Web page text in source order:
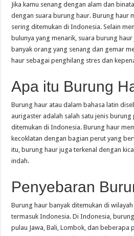
Jika kamu senang dengan alam dan
dengan suara burung haur. Burung haur
sering ditemukan di Indonesia. Selain
bulunya yang menarik, suara burung
banyak orang yang senang dan gemar
haur sebagai penghilang stres dan
Apa itu Burung
Burung haur atau dalam bahasa latin
aurigaster adalah salah satu jenis
ditemukan di Indonesia. Burung haur
kecoklatan dengan bagian perut yang
itu, burung haur juga terkenal dengan
indah.
Penyebaran
Burung haur banyak ditemukan di
termasuk Indonesia. Di Indonesia,
pulau Jawa, Bali, Lombok, dan beberapa